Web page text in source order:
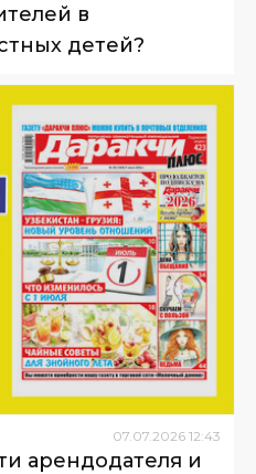
в
детей?
07 07 2026 12:43
арендодателя и